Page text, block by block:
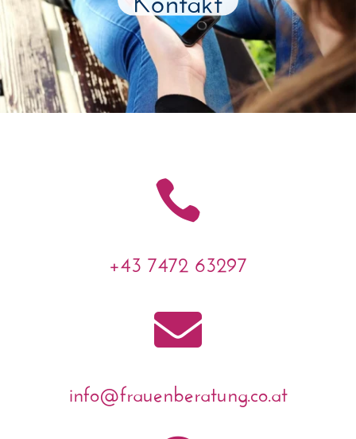

+43 7472 63297

info@frauenberatung.co.at